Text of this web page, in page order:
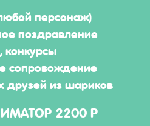
персонаж)
поздравление
сопровождение
из шариков
2200 Р